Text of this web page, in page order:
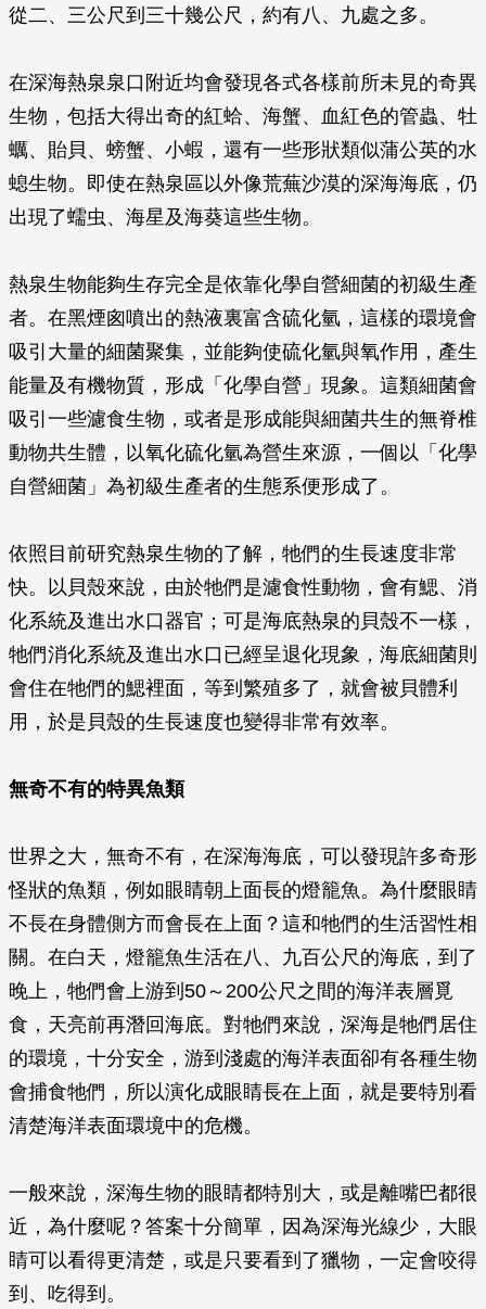
從二、三公尺到三十幾公尺，約有八、九處之多。
在深海熱泉泉口附近均會發現各式各樣前所未見的奇異
生物，包括大得出奇的紅蛤、海蟹、血紅色的管蟲、牡
蠣、貽貝、螃蟹、小蝦，還有一些形狀類似蒲公英的水
螅生物。即使在熱泉區以外像荒蕪沙漠的深海海底，仍
出現了蠕虫、海星及海葵這些生物。
熱泉生物能夠生存完全是依靠化學自營細菌的初級生產
者。在黑煙囪噴出的熱液裏富含硫化氫，這樣的環境會
吸引大量的細菌聚集，並能夠使硫化氫與氧作用，產生
能量及有機物質，形成「化學自營」現象。這類細菌會
吸引一些濾食生物，或者是形成能與細菌共生的無脊椎
動物共生體，以氧化硫化氫為營生來源，一個以「化學
自營細菌」為初級生產者的生態系便形成了。
依照目前研究熱泉生物的了解，牠們的生長速度非常
快。以貝殼來說，由於牠們是濾食性動物，會有鰓、消
化系統及進出水口器官；可是海底熱泉的貝殼不一樣，
牠們消化系統及進出水口已經呈退化現象，海底細菌則
會住在牠們的鰓裡面，等到繁殖多了，就會被貝體利
用，於是貝殼的生長速度也變得非常有效率。
無奇不有的特異魚類
世界之大，無奇不有，在深海海底，可以發現許多奇形
怪狀的魚類，例如眼睛朝上面長的燈籠魚。為什麼眼睛
不長在身體側方而會長在上面？這和牠們的生活習性相
關。在白天，燈籠魚生活在八、九百公尺的海底，到了
晚上，牠們會上游到50～200公尺之間的海洋表層覓
食，天亮前再潛回海底。對牠們來說，深海是牠們居住
的環境，十分安全，游到淺處的海洋表面卻有各種生物
會捕食牠們，所以演化成眼睛長在上面，就是要特別看
清楚海洋表面環境中的危機。
一般來說，深海生物的眼睛都特別大，或是離嘴巴都很
近，為什麼呢？答案十分簡單，因為深海光線少，大眼
睛可以看得更清楚，或是只要看到了獵物，一定會咬得
到、吃得到。